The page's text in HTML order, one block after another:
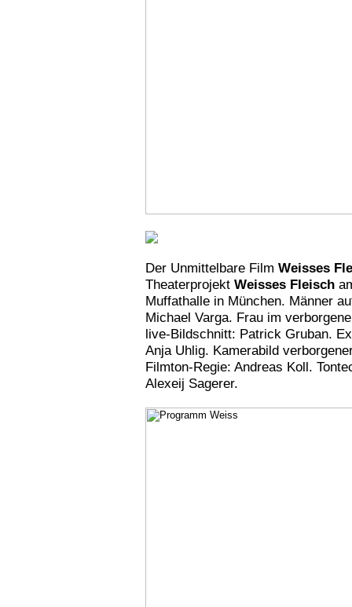
Der Unmittelbare Film Weisses
Theaterprojekt Weisses Fleisch
Muffathalle in München. Männer
Michael Varga. Frau im
live-Bildschnitt: Patrick Gruban.
Anja Uhlig. Kamerabild
Filmton-Regie: Andreas Koll.
Alexeij Sagerer.